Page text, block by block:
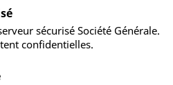
sécurisé Société Générale.
confidentielles.